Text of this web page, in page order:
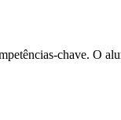
chave. O